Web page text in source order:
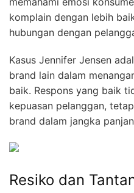
komplain dengan lebih
hubungan dengan
Kasus Jennifer Jensen
brand lain dalam
baik. Respons yang baik
kepuasan pelanggan,
brand dalam jangka
Resiko dan